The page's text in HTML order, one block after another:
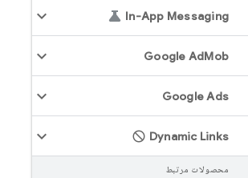
In-App Messaging
Google AdMob
Google Ads
Dynamic Links
محصولات مرتبط